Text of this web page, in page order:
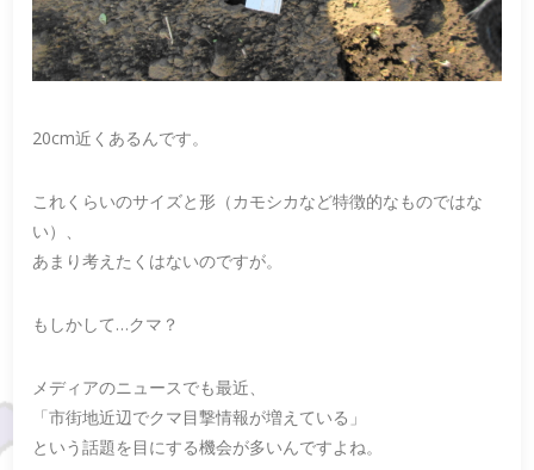
20cm近くあるんです。
これくらいのサイズと形（カモシカなど特徴的なものではな
い）、
あまり考えたくはないのですが。
もしかして…クマ？
メディアのニュースでも最近、
「市街地近辺でクマ目撃情報が増えている」
という話題を目にする機会が多いんですよね。